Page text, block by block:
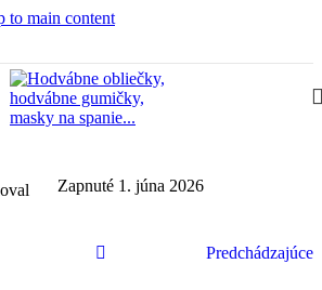
to main content
Zapnuté 1. júna 2026
Predchádzajúce